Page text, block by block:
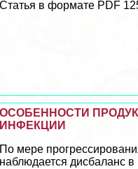
Статья в формате PDF
ОСОБЕННОСТИ
ИНФЕКЦИИ
По мере
наблюдается дисбаланс в